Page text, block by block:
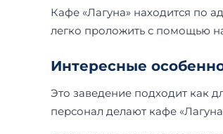
Кафе «Лагуна» находится по
легко проложить с помощью
Интересные
Это заведение подходит как
персонал делают кафе